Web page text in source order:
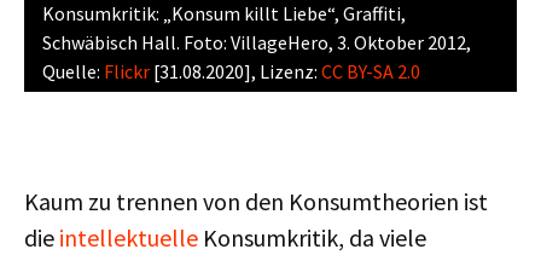
Konsumkritik: „Konsum killt Liebe“, Graffiti,
Schwäbisch Hall. Foto: VillageHero, 3. Oktober 2012,
Quelle: Flickr [31.08.2020], Lizenz: CC BY-SA 2.0
Kaum zu trennen von den Konsumtheorien ist
die intellektuelle Konsumkritik, da viele